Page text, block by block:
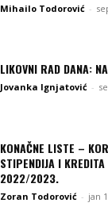
Mihailo Todorović -
LIKOVNI RAD DANA:
Jovanka Ignjatović -
KONAČNE LISTE –
STIPENDIJA I
2022/2023.
Zoran Todorović - jan